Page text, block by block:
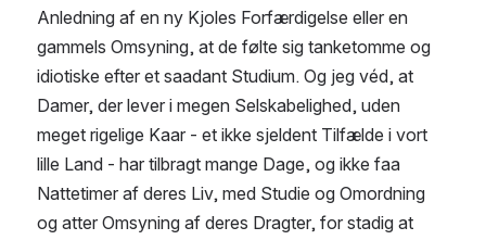
Anledning af en ny Kjoles Forfærdigelse eller en
gammels Omsyning, at de følte sig tanketomme og
idiotiske efter et saadant Studium. Og jeg véd, at
Damer, der lever i megen Selskabelighed, uden
meget rigelige Kaar - et ikke sjeldent Tilfælde i vort
lille Land - har tilbragt mange Dage, og ikke faa
Nattetimer af deres Liv, med Studie og Omordning
og atter Omsyning af deres Dragter, for stadig at